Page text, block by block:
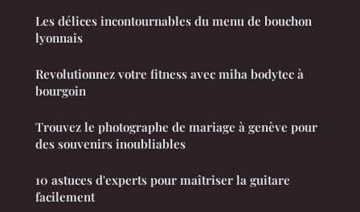
Les délices incontournables du menu de bouchon
lyonnais
Revolutionnez votre fitness avec miha bodytec à
bourgoin
Trouvez le photographe de mariage à genève pour
des souvenirs inoubliables
10 astuces d'experts pour maîtriser la guitare
facilement